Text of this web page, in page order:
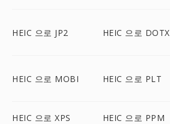
HEIC 으로 JP2 HEIC 으로 DOTX
HEIC 으로 MOBI HEIC 으로 PLT
HEIC 으로 XPS HEIC 으로 PPM